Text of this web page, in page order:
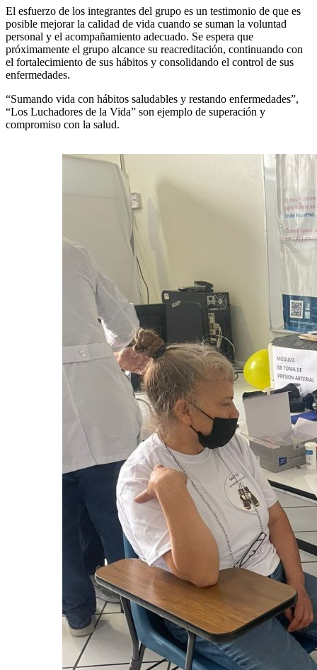
El esfuerzo de los integrantes del grupo es un testimonio de que es
posible mejorar la calidad de vida cuando se suman la voluntad
personal y el acompañamiento adecuado. Se espera que
próximamente el grupo alcance su reacreditación, continuando con
el fortalecimiento de sus hábitos y consolidando el control de sus
enfermedades.
“Sumando vida con hábitos saludables y restando enfermedades”,
“Los Luchadores de la Vida” son ejemplo de superación y
compromiso con la salud.